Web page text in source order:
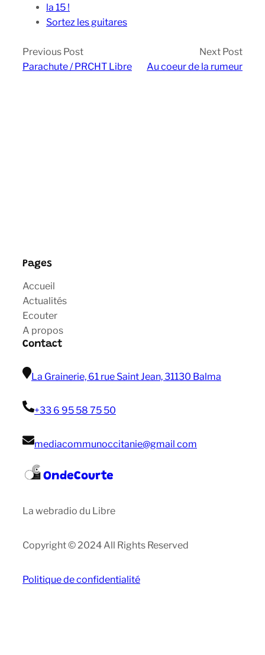
la 15 !
Sortez les guitares
Previous Post
Parachute / PRCHT Libre
Next Post
Au coeur de la rumeur
Pages
Accueil
Actualités
Ecouter
A propos
Contact
La Grainerie, 61 rue Saint Jean, 31130 Balma
+33 6 95 58 75 50
mediacommunoccitanie@gmail com
OndeCourte
La webradio du Libre
Copyright © 2024 All Rights Reserved
Politique de confidentialité